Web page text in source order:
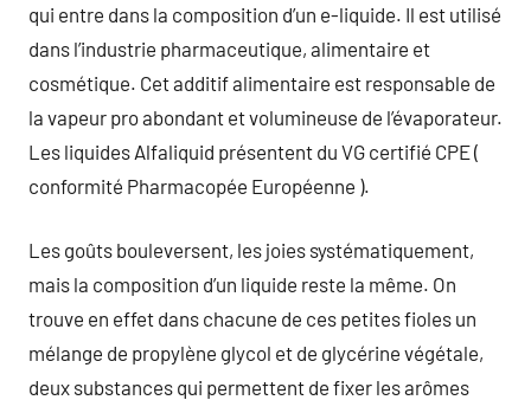
qui entre dans la composition d’un e-liquide. Il est utilisé
dans l’industrie pharmaceutique, alimentaire et
cosmétique. Cet additif alimentaire est responsable de
la vapeur pro abondant et volumineuse de l’évaporateur.
Les liquides Alfaliquid présentent du VG certifié CPE (
conformité Pharmacopée Européenne ).
Les goûts bouleversent, les joies systématiquement,
mais la composition d’un liquide reste la même. On
trouve en effet dans chacune de ces petites fioles un
mélange de propylène glycol et de glycérine végétale,
deux substances qui permettent de fixer les arômes